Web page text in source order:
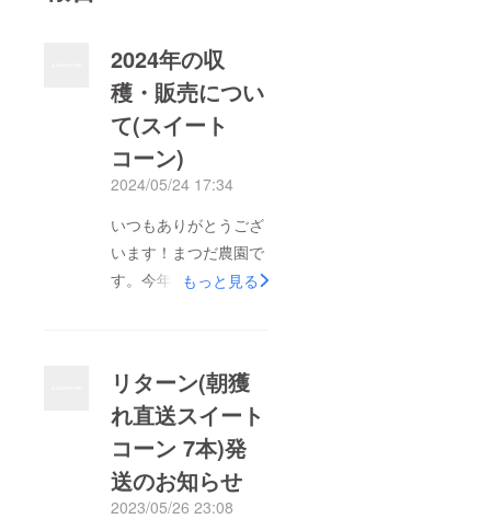
2024年の収
穫・販売につい
て(スイート
コーン)
2024/05/24 17:34
いつもありがとうござ
います！まつだ農園で
す。今年の収穫は
したので、ご購入頂け
る方は販売サイト(こ
ちら)からぜひお願い
致します。毎年ご注文
頂いている皆さま、食
もっと見る
リターン(朝獲
れ直送スイート
コーン 7本)発
送のお知らせ
2023/05/26 23:08